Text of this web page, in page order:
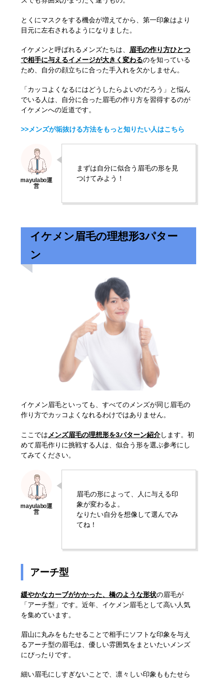
とくにマスクをする機会が増えてから、第一印象はより
目元に左右されるようになりました。
イケメンと呼ばれるメンズたちは、
眉毛の作り方ひとつ
で相手に与えるイメージが大きく変わるのを知っている
ため、自分の顔立ちに合った手入れを欠かしません。
「カッコよくなるにはどうしたらよいのだろう」と悩ん
でいる人は、自分に合った眉毛の作り方を習得するのが
イケメンへの近道です。
>>メンズが垢抜ける方法をもっと知りたい人はこちら
まずは自分に似合う眉毛の形を見
つけてみよう！
イケメン眉毛の理想形3パター
ン
イケメン眉毛といっても、すべてのメンズが同じ眉毛の
作り方でカッコよくなれるわけではありません。
ここでは メンズ眉毛の理想形を3パターン紹介します。初
めて眉毛作りに挑戦する人は、似合う形を選ぶ参考にし
てみてください。
眉毛の形によって、人に与える印
象が変わるよ。
なりたい自分を想像して選んでみ
てね！
アーチ型
緩やかなカーブがかかった、橋のような形状の眉毛が
「アーチ型」です。近年、イケメン眉毛として高い人気
を集めています。
眉山に丸みをもたせることで相手にソフトな印象を与え
るアーチ型の眉毛は、優しい雰囲気をまといたいメンズ
にぴったりです。
細い眉毛にしすぎないことで、凛々しい印象ももたせら